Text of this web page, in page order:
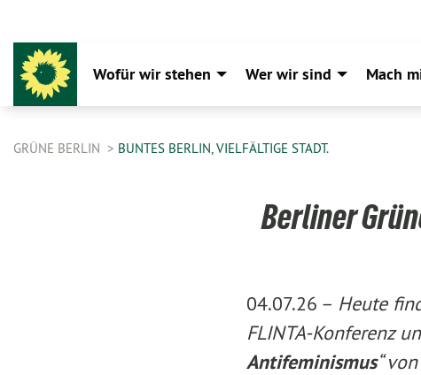
Wofür wir stehen Wer wir sind Mach
GRÜNE BERLIN BUNTES BERLIN, VIELFÄLTIGE STADT.
Berliner
04.07.26 – Heute
FLINTA-Konferenz
Antifeminismus“